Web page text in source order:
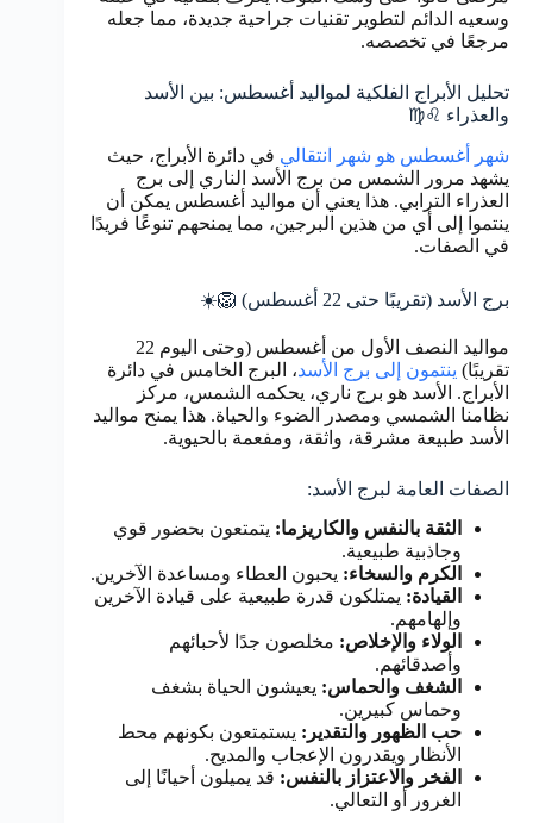
وسعيه الدائم لتطوير تقنيات جراحية جديدة، مما جعله
مرجعًا في تخصصه.
تحليل الأبراج الفلكية لمواليد أغسطس: بين الأسد
والعذراء ♌♍
شهر أغسطس هو شهر انتقالي في دائرة الأبراج، حيث
يشهد مرور الشمس من برج الأسد الناري إلى برج
العذراء الترابي. هذا يعني أن مواليد أغسطس يمكن أن
ينتموا إلى أي من هذين البرجين، مما يمنحهم تنوعًا فريدًا
في الصفات.
برج الأسد (تقريبًا حتى 22 أغسطس) 🦁☀️
مواليد النصف الأول من أغسطس (وحتى اليوم 22
تقريبًا) ينتمون إلى برج الأسد، البرج الخامس في دائرة
الأبراج. الأسد هو برج ناري، يحكمه الشمس، مركز
نظامنا الشمسي ومصدر الضوء والحياة. هذا يمنح مواليد
الأسد طبيعة مشرقة، واثقة، ومفعمة بالحيوية.
الصفات العامة لبرج الأسد:
الثقة بالنفس والكاريزما: يتمتعون بحضور قوي
وجاذبية طبيعية.
الكرم والسخاء: يحبون العطاء ومساعدة الآخرين.
القيادة: يمتلكون قدرة طبيعية على قيادة الآخرين
وإلهامهم.
الولاء والإخلاص: مخلصون جدًا لأحبائهم
وأصدقائهم.
الشغف والحماس: يعيشون الحياة بشغف
وحماس كبيرين.
حب الظهور والتقدير: يستمتعون بكونهم محط
الأنظار ويقدرون الإعجاب والمديح.
الفخر والاعتزاز بالنفس: قد يميلون أحيانًا إلى
الغرور أو التعالي.